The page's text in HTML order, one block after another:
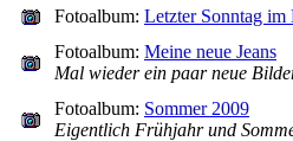
Fotoalbum: Letzter Sonntag im
Fotoalbum: Meine neue Jeans
Mal wieder ein paar neue
Fotoalbum: Sommer 2009
Eigentlich Frühjahr und